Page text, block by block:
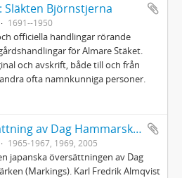
Släkten Björnstjerna
1691--1950
officiella handlingar rörande
för Almare Stäket.
och avskrift, både till och från
ofta namnkunniga personer.
Almqvist, K. F. Översättning av Dag Hammarskjölds bok Vägmärken
1965-1967, 1969, 2005
japanska översättningen av Dag
(Markings). Karl Fredrik Almqvist